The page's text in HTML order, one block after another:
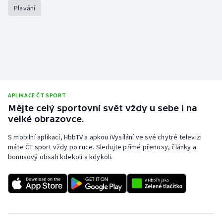
Plavání
APLIKACE ČT SPORT
Mějte celý sportovní svět vždy u sebe i na
velké obrazovce.
S mobilní aplikací, HbbTV a apkou iVysílání ve své chytré televizi
máte ČT sport vždy po ruce. Sledujte přímé přenosy, články a
bonusový obsah kdekoli a kdykoli.